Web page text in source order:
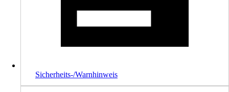
Sicherheits-/Warnhinweis